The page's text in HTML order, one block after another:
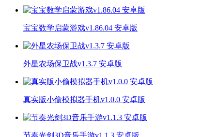
宝宝数学启蒙游戏v1.86.04 安卓版
外星农场保卫战v1.3.7 安卓版
真实版小偷模拟器手机v1.0.0 安卓版
节奏光剑3D音乐手游v1.1.3 安卓版